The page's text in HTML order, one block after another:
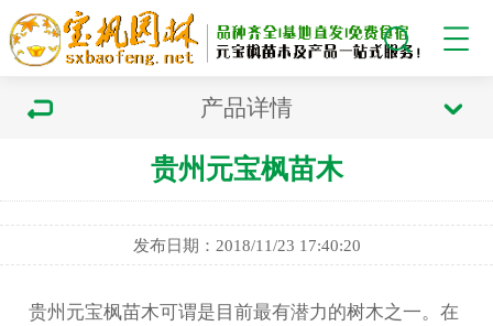
产品详情
贵州元宝枫苗木
发布日期：2018/11/23 17:40:20
贵州元宝枫苗木可谓是目前最有潜力的树木之一。在